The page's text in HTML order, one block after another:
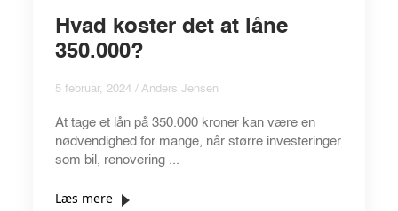
Hvad koster det at låne
350.000?
5 februar, 2024 / Anders Jensen
At tage et lån på 350.000 kroner kan være en
nødvendighed for mange, når større investeringer
som bil, renovering ...
Læs mere